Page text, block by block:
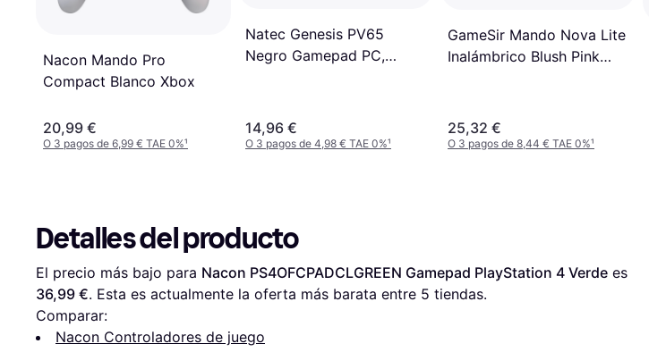
Nacon Mando Pro
Compact Blanco Xbox
20,99 €
O 3 pagos de 6,99 € TAE 0%¹
Natec Genesis PV65
Negro Gamepad PC,
14,96 €
O 3 pagos de 4,98 € TAE 0%¹
GameSir Mando Nova Lite
Inalámbrico Blush Pink
25,32 €
O 3 pagos de 8,44 € TAE 0%¹
Detalles del producto
El precio más bajo para Nacon PS4OFCPADCLGREEN Gamepad PlayStation 4 Verde
36,99 €. Esta es actualmente la oferta más barata entre 5 tiendas.
Comparar:
Nacon Controladores de juego